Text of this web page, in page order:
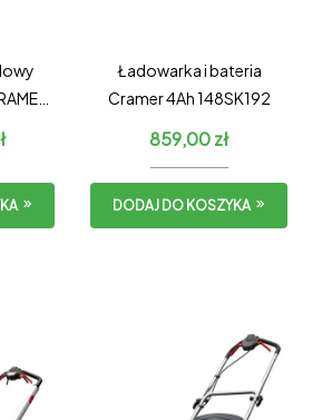
Ładowarka i bateria
Cramer 4Ah 148SK192
859,00zł
DODAJ DO KOSZYKA